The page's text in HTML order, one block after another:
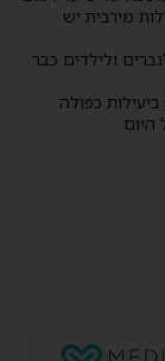
מירבית יש
ולילדים כבר
כפולה